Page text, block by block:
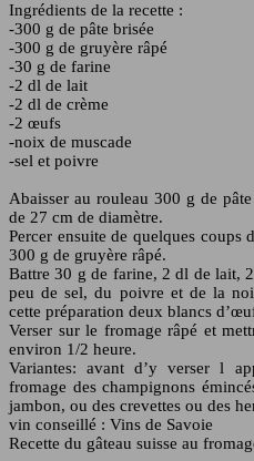
Ingrédients de la recette :
-300 g de pâte brisée
-300 g de gruyère râpé
-30 g de farine
-2 dl de lait
-2 dl de crème
-2 œufs
-noix de muscade
-sel et poivre
Abaisser au rouleau 300 g de
de 27 cm de diamètre.
Percer ensuite de quelques coups
300 g de gruyère râpé.
Battre 30 g de farine, 2 dl de lait,
peu de sel, du poivre et de la
cette préparation deux blancs
Verser sur le fromage râpé et
environ 1/2 heure.
Variantes: avant d’y verser l
fromage des champignons
jambon, ou des crevettes ou des
vin conseillé : Vins de Savoie
Recette du gâteau suisse au